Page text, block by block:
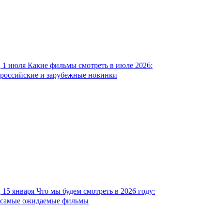
1 июля Какие фильмы смотреть в июле 2026:
российские и зарубежные новинки
15 января Что мы будем смотреть в 2026 году:
самые ожидаемые фильмы